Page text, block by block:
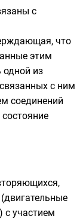
с
что
этим
одной из
с ним
соединений
с участием